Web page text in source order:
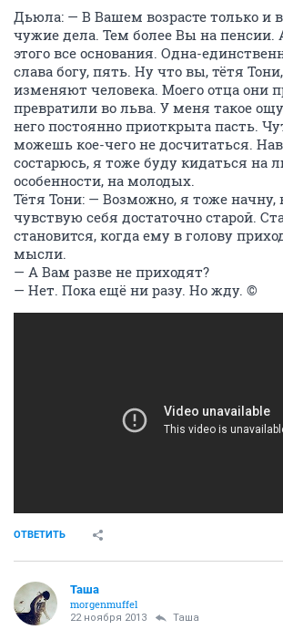
Дьюла: — В Вашем возрасте только и
чужие дела. Тем более Вы на пенсии.
этого все основания. Одна-
слава богу, пять. Ну что вы, тётя
изменяют человека. Моего отца они
превратили во льва. У меня такое
него постоянно приоткрыта пасть.
можешь кое-чего не досчитаться.
состарюсь, я тоже буду кидаться на
особенности, на молодых.
Тётя Тони: — Возможно, я тоже начну,
чувствую себя достаточно старой.
становится, когда ему в голову
мысли.
— А Вам разве не приходят?
— Нет. Пока ещё ни разу. Но жду. ©
ОТВЕТИТЬ
Таша
morgenmuffel
22 ноября 2013 Таша